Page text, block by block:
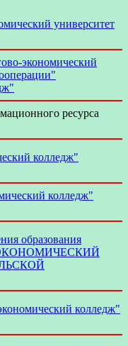
университет
экономический
ресурса
колледж"
колледж"
образования
колледж"